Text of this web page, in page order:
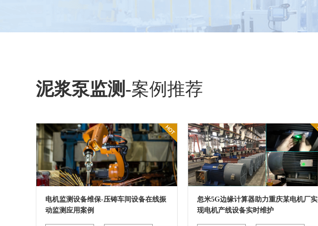
泥浆泵监测 -案例推荐
电机监测设备维保-压铸车间设备在线振
动监测应用案例
忽米5G边缘计算器助力重庆某电机厂实
现电机产线设备实时维护